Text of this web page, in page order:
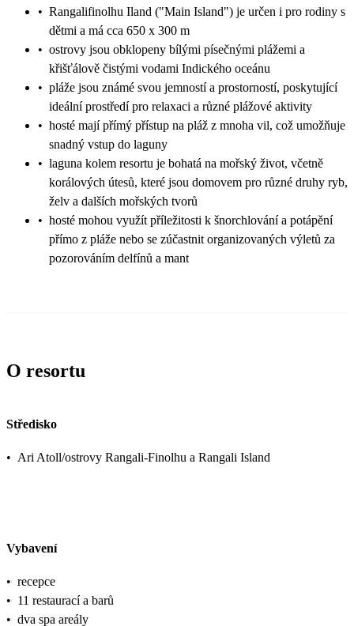
• Rangalifinolhu Iland ("Main Island") je určen i pro rodiny s
dětmi a má cca 650 x 300 m
• ostrovy jsou obklopeny bílými písečnými plážemi a
křišťálově čistými vodami Indického oceánu
• pláže jsou známé svou jemností a prostorností, poskytující
ideální prostředí pro relaxaci a různé plážové aktivity
• hosté mají přímý přístup na pláž z mnoha vil, což umožňuje
snadný vstup do laguny
• laguna kolem resortu je bohatá na mořský život, včetně
korálových útesů, které jsou domovem pro různé druhy ryb,
želv a dalších mořských tvorů
• hosté mohou využít příležitosti k šnorchlování a potápění
přímo z pláže nebo se zúčastnit organizovaných výletů za
pozorováním delfínů a mant
O resortu
Středisko
• Ari Atoll/ostrovy Rangali-Finolhu a Rangali Island
Vybavení
• recepce
• 11 restaurací a barů
• dva spa areály